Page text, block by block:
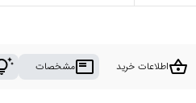
shopping_basketاطلاعات خرید featured_play_listمشخصات